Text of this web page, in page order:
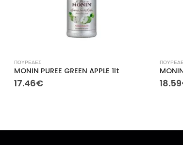
ΠΟΥΡΕΔΕΣ
MONIN PUREE GREEN APPLE 1lt
17.46€ 18.59